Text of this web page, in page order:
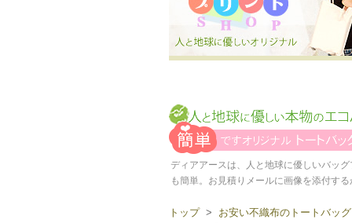
ディアアースは、人と地球に優しいバッ
も簡単。お見積りメールに画像を添付す
トップ> お安い不織布のトートバッ